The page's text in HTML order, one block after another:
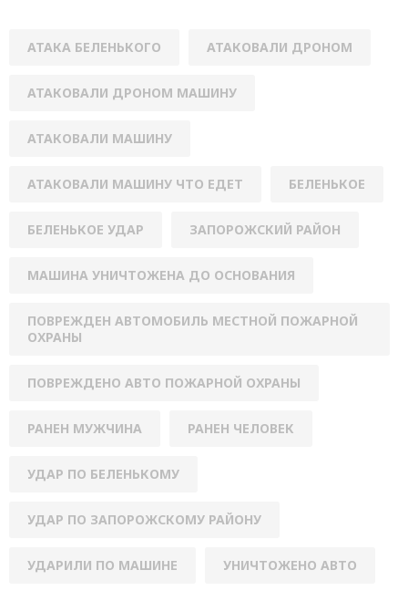
АТАКА БЕЛЕНЬКОГО АТАКОВАЛИ ДРОНОМ
АТАКОВАЛИ ДРОНОМ МАШИНУ
АТАКОВАЛИ МАШИНУ
АТАКОВАЛИ МАШИНУ ЧТО ЕДЕТ БЕЛЕНЬКОЕ
БЕЛЕНЬКОЕ УДАР ЗАПОРОЖСКИЙ РАЙОН
МАШИНА УНИЧТОЖЕНА ДО ОСНОВАНИЯ
ПОВРЕЖДЕН АВТОМОБИЛЬ МЕСТНОЙ ПОЖАРНОЙ
ОХРАНЫ
ПОВРЕЖДЕНО АВТО ПОЖАРНОЙ ОХРАНЫ
РАНЕН МУЖЧИНА РАНЕН ЧЕЛОВЕК
УДАР ПО БЕЛЕНЬКОМУ
УДАР ПО ЗАПОРОЖСКОМУ РАЙОНУ
УДАРИЛИ ПО МАШИНЕ УНИЧТОЖЕНО АВТО